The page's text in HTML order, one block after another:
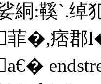
絧:鞵`.绰
菲�,痞